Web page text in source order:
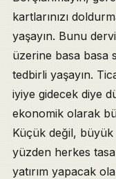
kartlarınızı
yaşayın. Bunu
üzerine basa basa
tedbirli yaşayın.
iyiye gidecek diye
ekonomik olarak
Küçük değil,
yüzden herkes
yatırım yapacak